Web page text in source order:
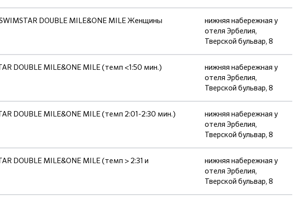
DOUBLE MILE&ONE MILE Женщины
нижняя набережная у
отеля Эрбелия,
Тверской бульвар, 8
DOUBLE MILE&ONE MILE (темп <1:50 мин.)
нижняя набережная у
отеля Эрбелия,
Тверской бульвар, 8
DOUBLE MILE&ONE MILE (темп 2:01-2:30 мин.)
нижняя набережная у
отеля Эрбелия,
Тверской бульвар, 8
DOUBLE MILE&ONE MILE (темп > 2:31 и
нижняя набережная у
отеля Эрбелия,
Тверской бульвар, 8